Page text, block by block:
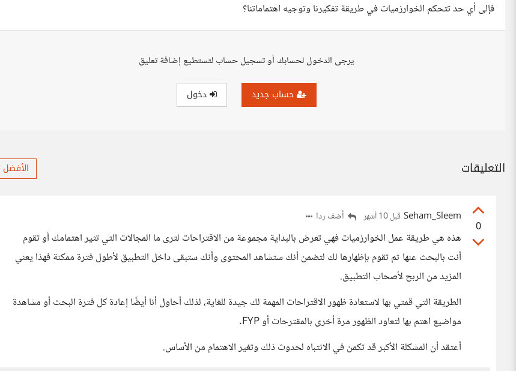
فإلى أي حد تتحكم الخوارزميات في طريقة تفكيرنا وتوجيه اهتماماتنا؟
يرجى الدخول لحسابك أو تسجيل حساب لتستطيع إضافة تعليق
حساب جديد دخول
التعليقات الأفضل
0
Seham_Sleem قبل 10 أشهر أضف ردا
هذه هي طريقة عمل الخوارزميات فهي تعرض بالبداية مجموعة من الاقتراحات لترى ما المجالات التي تثير اهتمامك أو تقوم
أنت بالبحث عنها ثم تقوم بإظهارها لك لتضمن أنك ستشاهد المحتوى وأنك ستبقى داخل التطبيق لأطول فترة ممكنة فهذا يعني
المزيد من الربح لأصحاب التطبيق.
الطريقة التي قمتي بها لاستعادة ظهور الاقتراحات المهمة لك جيدة للغاية، لذلك أحاول أنا أيضًا إعادة كل فترة البحث أو مشاهدة
مواضيع اهتم بها لتعاود الظهور مرة أخرى بالمقترحات أو FYP.
أعتقد أن المشكلة الأكبر قد تكمن في الانتباه لحدوث ذلك وتغير الاهتمام من الأساس.